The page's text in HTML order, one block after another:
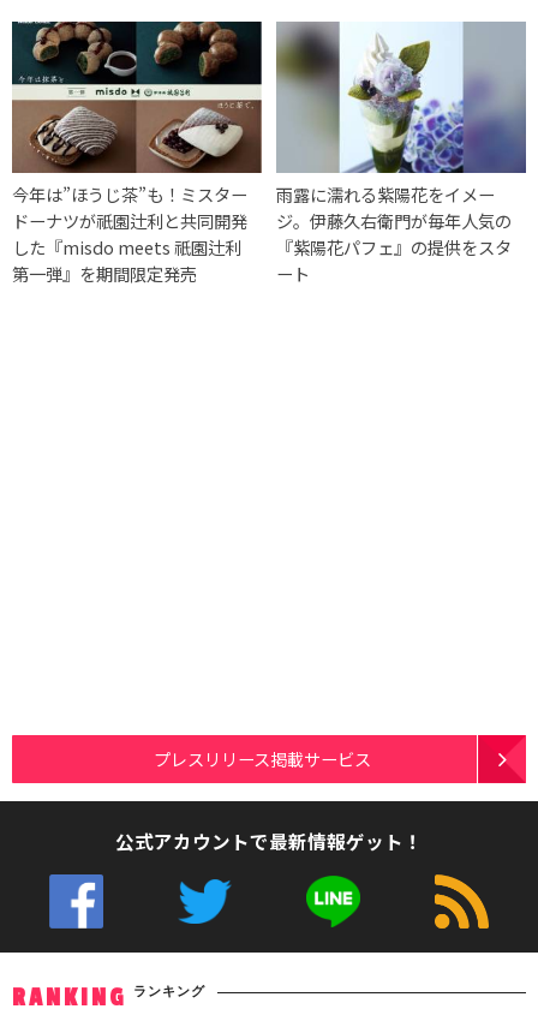
今年は”ほうじ茶”も！ミスター
ドーナツが祇園辻利と共同開発
した『misdo meets 祇園辻利
第一弾』を期間限定発売
雨露に濡れる紫陽花をイメー
ジ。伊藤久右衛門が毎年人気の
『紫陽花パフェ』の提供をスタ
ート
プレスリリース掲載サービス
公式アカウントで最新情報ゲット！
RANKING ランキング